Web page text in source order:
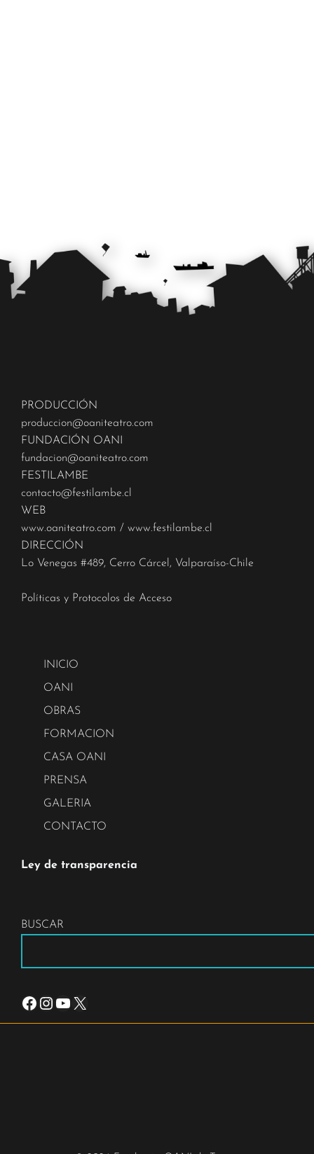
PRODUCCIÓN
produccion@oaniteatro.com
FUNDACIÓN OANI
fundacion@oaniteatro.com
FESTILAMBE
contacto@festilambe.cl
WEB
www.oaniteatro.com / www.festilambe.cl
DIRECCIÓN
Lo Venegas #489, Cerro Cárcel, Valparaíso-Chile
Políticas y Protocolos de Acceso
Facebook
Instagram
YouTube
X
INICIO
OANI
OBRAS
FORMACION
CASA OANI
PRENSA
GALERIA
CONTACTO
Ley de transparencia
BUSCAR